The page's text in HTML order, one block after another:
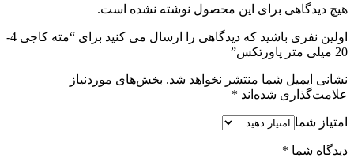
هیچ دیدگاهی برای این محصول نوشته نشده است.
اولین نفری باشید که دیدگاهی را ارسال می کنید برای “مته کاجی 4-
20 میلی متر پاورتکس”
نشانی ایمیل شما منتشر نخواهد شد. بخش‌های موردنیاز
علامت‌گذاری شده‌اند *
امتیاز شما
دیدگاه شما *